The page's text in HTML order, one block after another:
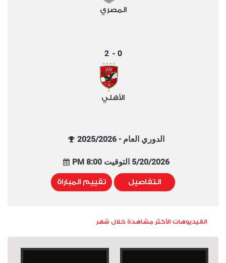
المصري
0
-
2
الأهلي
الدوري العام - 2025/2026
5/20/2026 التوقيت 8:00 PM
التفاصيل تقييم المباراة
الفيديوهات الأكثر مشاهدة خلال شهر